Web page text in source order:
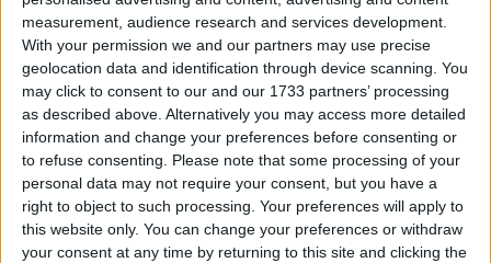
measurement, audience research and services development.
With your permission we and our partners may use precise
geolocation data and identification through device scanning. You
may click to consent to our and our 1733 partners’ processing
as described above. Alternatively you may access more detailed
information and change your preferences before consenting or
to refuse consenting. Please note that some processing of your
personal data may not require your consent, but you have a
right to object to such processing. Your preferences will apply to
this website only. You can change your preferences or withdraw
your consent at any time by returning to this site and clicking the
"É uma pena, porque teria gostado de participar,
sobretudo para enfrentar o Mathieu. Mas quero
concentrar-me mais na estrada e estamos a
reconstruir a nossa equipa. Por isso, faz sentido para
mim participar na Vuelta", afirmou Pidcock ao De
Telegraaf. Desde que deixou a INEOS Grenadiers, já
disputou a Volta a Itália e várias outras corridas esta
temporada. No próximo dia 23 de agosto, partirá de